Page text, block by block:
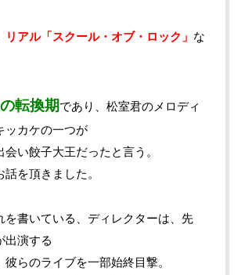
リアル「スクール・オブ・ロック」 な
転換期であり、松室君のメロディ
ッカケの一つが
い餃子大王だったと言う。
を頂きました。
書いている、ディレクターは、先
出演する
らのライブを一部始終目撃。